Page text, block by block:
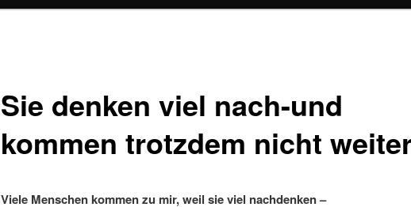
Sie denken viel nach-und
kommen trotzdem nicht
Viele Menschen kommen zu mir, weil sie viel nachdenken –